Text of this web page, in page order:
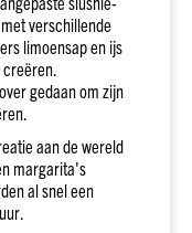
verschillende
limoensap en ijs
gedaan om zijn
aan de wereld
margarita's
al snel een